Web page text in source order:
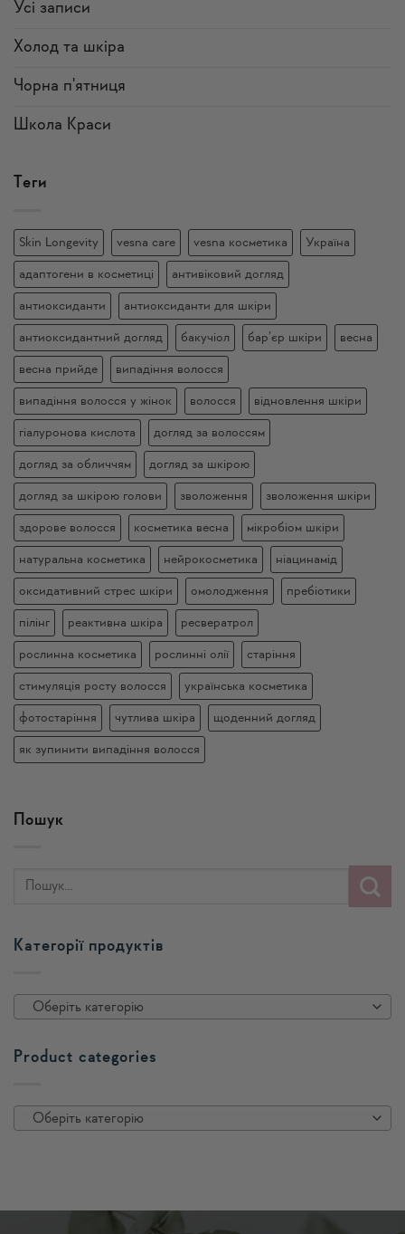
Усi записи
Холод та шкіра
Чорна п'ятниця
Школа Краси
Теги
Skin Longevity vesna care vesna косметика Україна
адаптогени в косметиці антивіковий догляд
антиоксиданти антиоксиданти для шкіри
антиоксидантний догляд бакучіол бар’єр шкіри весна
весна прийде випадіння волосся
випадіння волосся у жінок волосся відновлення шкіри
гіалуронова кислота догляд за волоссям
догляд за обличчям догляд за шкірою
догляд за шкірою голови зволоження зволоження шкіри
здорове волосся косметика весна мікробіом шкіри
натуральна косметика нейрокосметика ніацинамід
оксидативний стрес шкіри омолодження пребіотики
пілінг реактивна шкіра ресвератрол
рослинна косметика рослинні олії старіння
стимуляція росту волосся українська косметика
фотостаріння чутлива шкіра щоденний догляд
як зупинити випадіння волосся
Пошук
Категорії продуктів
Оберіть категорію
Product categories
Оберіть категорію